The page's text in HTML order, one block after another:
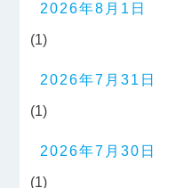
2026年8月1日
(1)
2026年7月31日
(1)
2026年7月30日
(1)